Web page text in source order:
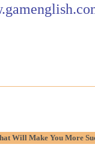
Will Make You More